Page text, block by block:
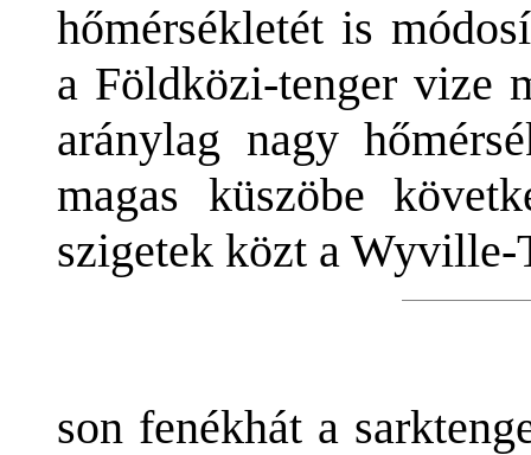
hőmérsékletét is
a Földközi-tenger vize
aránylag nagy
magas küszöbe
szigetek közt a Wyville-
son fenékhát a